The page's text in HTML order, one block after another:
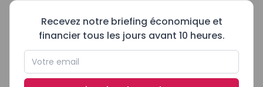
Recevez notre briefing économique et
financier tous les jours avant 10 heures.